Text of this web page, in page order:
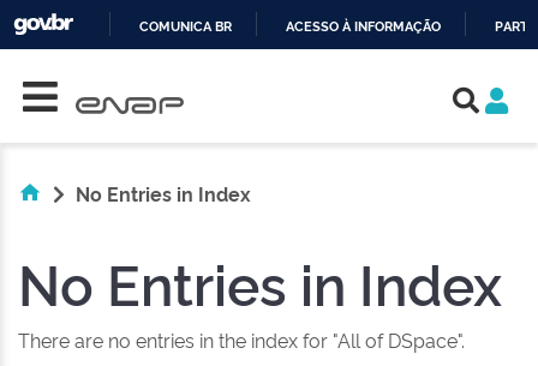
COMUNICA BR ACESSO À INFORMAÇÃO
No Entries in Index
No Entries in Index
There are no entries in the index for "All of DSpace".